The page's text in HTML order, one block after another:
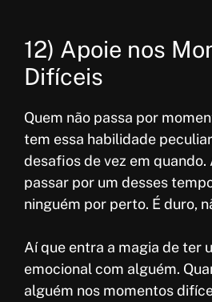
12) Apoie nos
Difíceis
Quem não passa por
tem essa habilidade
desafios de vez em quando.
passar por um desses
ninguém por perto. É duro,
Aí que entra a magia de ter
emocional com alguém.
alguém nos momentos